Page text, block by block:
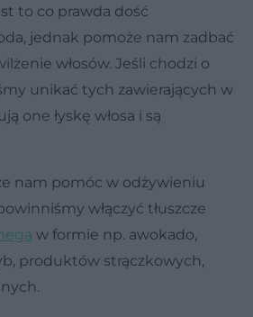
to co prawda dość
jednak pomoże nam zadbać
włosów. Jeśli chodzi o
unikać tych zawierających w
one łyskę włosa i są
nam pomóc w odżywieniu
włączyć tłuszcze
w formie np. awokado,
produktów strączkowych,